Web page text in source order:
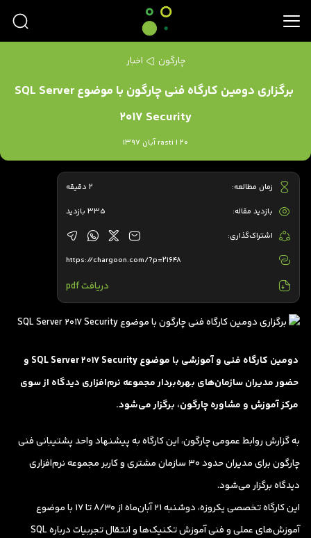
چارگون اخبار
برگزاری دومین کارگاه فنی چارگون با موضوع SQL Server
2017 Security
rasti | 20 آبان 1397
دومین کارگاه فنی و آموزشی با موضوع SQL Server 2017 Security و
حضور مدیران سازمان‌های بهره‌بردار مجموعه نرم‌افزاری دیدگاه از سوی
مرکز آموزش و مشاوره چارگون، برگزار می‌‌شود.
به گزارش روابط عمومی چارگون، این کارگاه به پیشنهاد واحد پشتیبانی فنی
چارگون برای مدیران حدود 30 سازمان مشتری و کاربر مجموعه نرم‌افزاری
دیدگاه برگزار می‌شود.
این کارگاه تخصصی یکروزه، دوشنبه 21 آبان‌ماه از 8/30 تا 17 با موضوع
آموزش‌های عملی و فنی آموزش تکنیک‌ها و انتقال تجربیات درباره SQL
زمان مطالعه: 2 دقیقه
بازدید مقاله: 335 بازدید
اشتراک‌گذاری:
https://chargoon.com/?p=21648
دریافت pdf